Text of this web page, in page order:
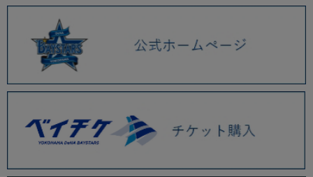
2025.12 (3)
2025.11 (6)
2025.10 (5)
2025.09 (5)
2025.08 (6)
2025.07 (6)